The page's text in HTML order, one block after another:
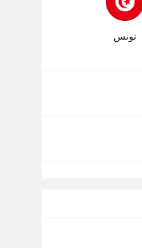
تونس